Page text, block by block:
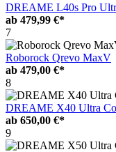
DREAME L40s Pro
ab 479,99 €*
7
Roborock Qrevo MaxV
ab 479,00 €*
8
DREAME X40 Ultra
ab 650,00 €*
9